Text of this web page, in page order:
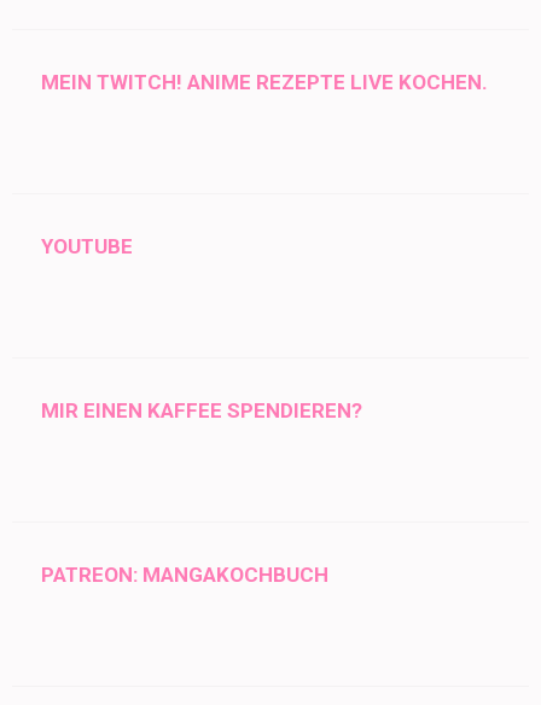
MEIN TWITCH! ANIME REZEPTE LIVE KOCHEN.
YOUTUBE
MIR EINEN KAFFEE SPENDIEREN?
PATREON: MANGAKOCHBUCH